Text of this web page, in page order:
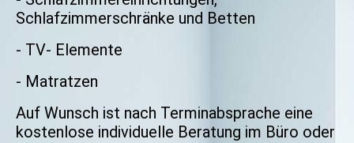
Schlafzimmerschränke und Betten
- TV- Elemente
- Matratzen
Auf Wunsch ist nach Terminabsprache eine
kostenlose individuelle Beratung im Büro oder